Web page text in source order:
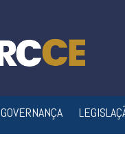
GOVERNANÇA